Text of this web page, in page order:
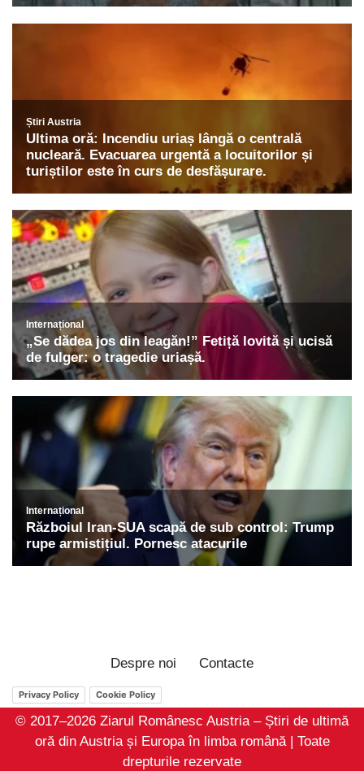
Despre noi Contacte
Privacy Policy Cookie Policy
© 2017–2026 Ziarul Românesc Austria – Știri de ultimă
oră din Austria și Europa în limba română | Toate
drepturile rezervate